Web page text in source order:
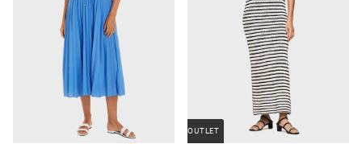
OUTLET